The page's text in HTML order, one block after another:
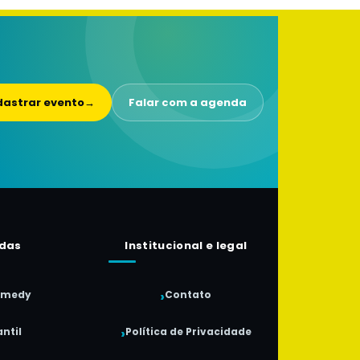
evento→ Falar com a agenda
Institucional e legal
Contato
Política de Privacidade